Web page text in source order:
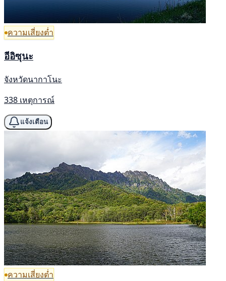
ความเสี่ยงต่ำ
อีอิซุนะ
จังหวัดนากาโนะ
338 เหตุการณ์
แจ้งเตือน
ความเสี่ยงต่ำ